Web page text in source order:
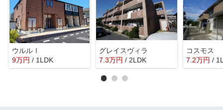
ウルルⅠ
9万円 / 1LDK
グレイスヴィラ
7.3万円 / 2LDK
コスモス
7.2万円 /